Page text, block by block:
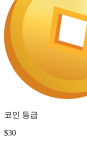
코인 등급
$30